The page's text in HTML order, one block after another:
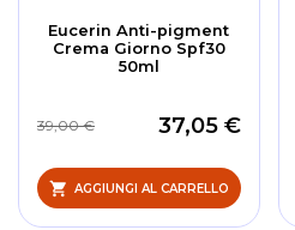
Eucerin Anti-pigment
Crema Giorno Spf30
50ml
37,05 €
39,00 €
AGGIUNGI AL CARRELLO